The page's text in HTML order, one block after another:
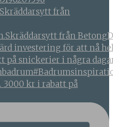
från
3000 kr i rabatt på